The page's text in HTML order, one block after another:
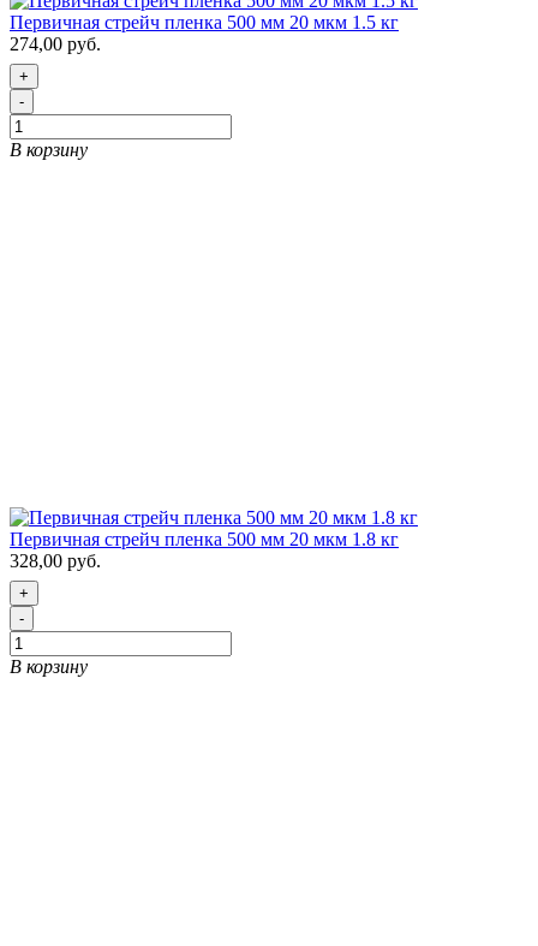
Первичная стрейч пленка 500 мм 20 мкм 1.5 кг
274,00 руб.
+
-
В корзину
Первичная стрейч пленка 500 мм 20 мкм 1.8 кг
328,00 руб.
+
-
В корзину